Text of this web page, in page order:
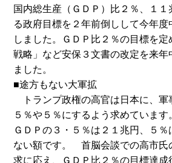
国内総生産（ＧＤＰ）比２％、１
る政府目標を２年前倒しして今年
しました。ＧＤＰ比２％の目標を
戦略」など安保３文書の改定を来
ました。
■途方もない大軍拡
トランプ政権の高官は日本に、軍
５％や５％にするよう求めていま
ＧＤＰの３・５％は２１兆円、５
ない額です。 首脳会談での高市氏
求に応え、ＧＤＰ比２％の目標達